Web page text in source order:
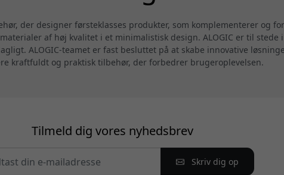
der designer førsteklasses produkter, som komplementerer og
af høj kvalitet i et minimalistisk design. ALOGIC er til
ALOGIC-teamet er fast besluttet på at skabe innovative
kraftfuldt og praktisk tilbehør, der forbedrer brugeroplevelsen.
Tilmeld dig vores nyhedsbrev
Skriv dig op